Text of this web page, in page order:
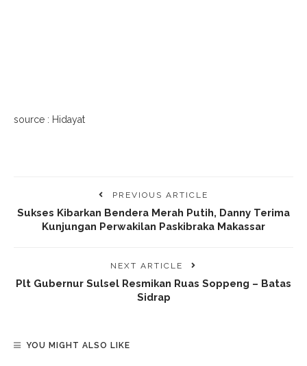
source : Hidayat
PREVIOUS ARTICLE
Sukses Kibarkan Bendera Merah Putih, Danny Terima
Kunjungan Perwakilan Paskibraka Makassar
NEXT ARTICLE
Plt Gubernur Sulsel Resmikan Ruas Soppeng – Batas
Sidrap
YOU MIGHT ALSO LIKE